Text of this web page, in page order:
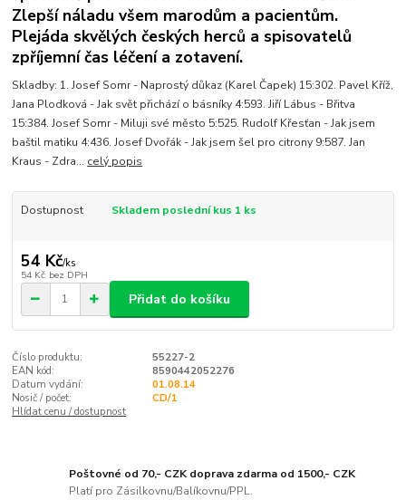
Zlepší náladu všem marodům a pacientům.
Plejáda skvělých českých herců a spisovatelů
zpříjemní čas léčení a zotavení.
Skladby: 1. Josef Somr - Naprostý důkaz (Karel Čapek) 15:302. Pavel Kříž,
Jana Plodková - Jak svět přichází o básníky 4:593. Jiří Lábus - Břitva
15:384. Josef Somr - Miluji své město 5:525. Rudolf Křesťan - Jak jsem
baštil matiku 4:436. Josef Dvořák - Jak jsem šel pro citrony 9:587. Jan
Kraus - Zdra... celý popis
Dostupnost Skladem poslední kus 1 ks
54 Kč/ks
54 Kč bez DPH
Přidat do košíku
Číslo produktu:
55227-2
EAN kód:
8590442052276
Datum vydání:
01.08.14
Nosič / počet:
CD/1
Hlídat cenu / dostupnost
Poštovné od 70,- CZK doprava zdarma od 1500,- CZK
Platí pro Zásilkovnu/Balíkovnu/PPL.